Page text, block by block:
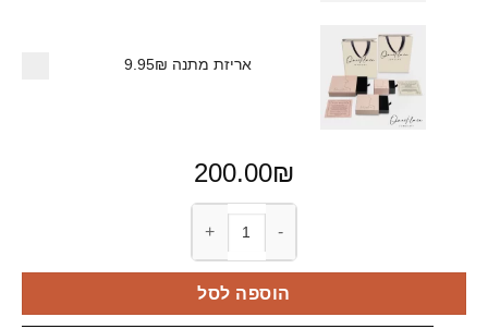
אריזת מתנה 9.95₪
200.00₪
כמות של שרשרת עם תאריך בספרות רומיות
הוספה לסל